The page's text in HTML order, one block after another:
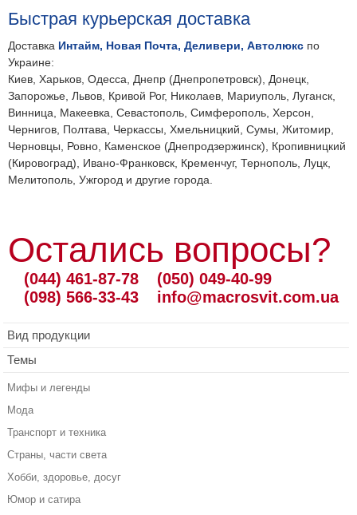
Быстрая курьерская доставка
Доставка Интайм, Новая Почта, Деливери, Автолюкс по
Украине:
Киев, Харьков, Одесса, Днепр (Днепропетровск), Донецк,
Запорожье, Львов, Кривой Рог, Николаев, Мариуполь, Луганск,
Винница, Макеевка, Севастополь, Симферополь, Херсон,
Чернигов, Полтава, Черкассы, Хмельницкий, Сумы, Житомир,
Черновцы, Ровно, Каменское (Днепродзержинск), Кропивницкий
(Кировоград), Ивано-Франковск, Кременчуг, Тернополь, Луцк,
Мелитополь, Ужгород и другие города.
Остались вопросы?
(044) 461-87-78
(098) 566-33-43
(050) 049-40-99
info@macrosvit.com.ua
Вид продукции
Темы
Мифы и легенды
Мода
Транспорт и техника
Страны, части света
Хобби, здоровье, досуг
Юмор и сатира